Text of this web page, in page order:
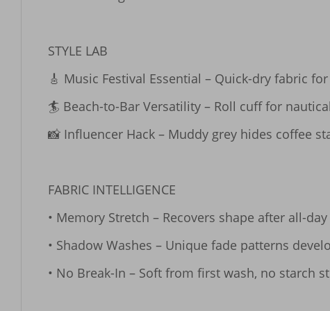
​​STYLE LAB​​
🎸 ​​Music Festival Essential​​ – Quick-dry fabric
🏄 ​​Beach-to-Bar Versatility​​ – Roll cuff for
📸 ​​Influencer Hack​​ – Muddy grey hides coffee
​​FABRIC INTELLIGENCE​​
• ​​Memory Stretch​​ – Recovers shape after all-
• ​​Shadow Washes​​ – Unique fade patterns
• ​​No Break-In​​ – Soft from first wash, no starch